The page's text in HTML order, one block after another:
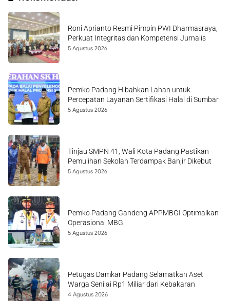
Roni Aprianto Resmi Pimpin PWI Dharmasraya,
Perkuat Integritas dan Kompetensi Jurnalis
5 Agustus 2026
Pemko Padang Hibahkan Lahan untuk
Percepatan Layanan Sertifikasi Halal di Sumbar
5 Agustus 2026
Tinjau SMPN 41, Wali Kota Padang Pastikan
Pemulihan Sekolah Terdampak Banjir Dikebut
5 Agustus 2026
Pemko Padang Gandeng APPMBGI Optimalkan
Operasional MBG
5 Agustus 2026
Petugas Damkar Padang Selamatkan Aset
Warga Senilai Rp1 Miliar dari Kebakaran
4 Agustus 2026